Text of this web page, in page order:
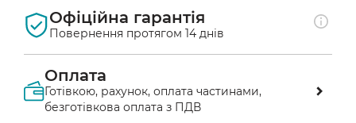
Офіційна гарантія
Повернення протягом 14 днів
Оплата
Готівкою, рахунок, оплата частинами,
безготівкова оплата з ПДВ